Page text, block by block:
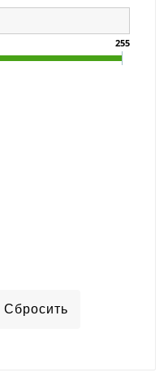
255